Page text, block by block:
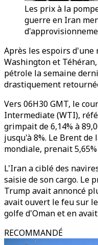
Les prix à la
guerre en Iran
Après les espoirs
Washington et
pétrole la semaine
drastiquement
Vers 06H30 GMT, le
Intermediate (WTI),
grimpait de 6,14% à
jusqu'à 8%. Le Brent
mondiale, prenait
L'Iran a ciblé des
saisie de son cargo. Le
Trump avait annoncé
avait ouvert le feu sur
golfe d'Oman et en
RECOMMANDÉ